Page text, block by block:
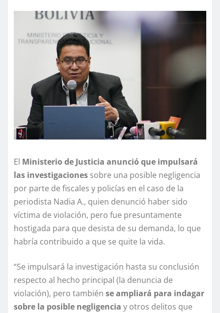
El Ministerio de Justicia anunció que impulsará
las investigaciones sobre una posible negligencia
por parte de fiscales y policías en el caso de la
periodista Nadia A., quien denunció haber sido
víctima de violación, pero fue presuntamente
hostigada para que desista de su demanda, lo que
habría contribuido a que se quite la vida.
“Se impulsará la investigación hasta su conclusión
respecto al hecho principal (la denuncia de
violación), pero también se ampliará para indagar
sobre la posible negligencia y otros delitos que